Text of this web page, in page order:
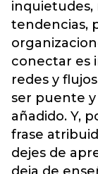
inquietudes,
tendencias,
conectar es
redes y
ser puente
añadido. Y,
frase
dejes de